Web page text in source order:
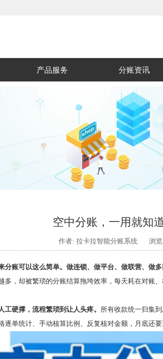
产品服务 分账资讯
空中分账，一用就知
作者: 拉卡拉智能分账系统 浏
分账可以这么简单。 做连锁、做平台、做联营、做
多，却被繁琐的分账结算拖垮效率，每天耗在对账
硬撑，流程繁琐到让人头疼。 所有收款统一归集
逐单统计、手动核算比例、反复核对金额，月底还要